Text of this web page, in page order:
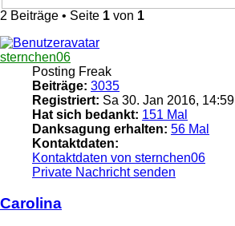
2 Beiträge • Seite 1 von 1
sternchen06
Posting Freak
Beiträge: 3035
Registriert: Sa 30. Jan 2016, 14:59
Hat sich bedankt: 151 Mal
Danksagung erhalten: 56 Mal
Kontaktdaten:
Kontaktdaten von sternchen06
Private Nachricht senden
Carolina